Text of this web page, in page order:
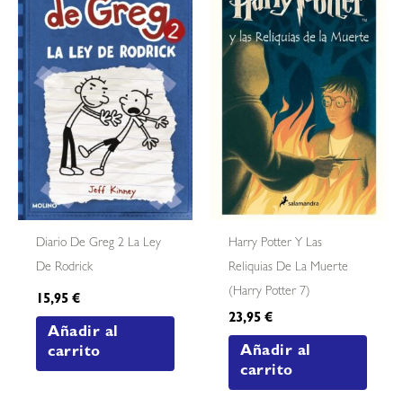
Diario De Greg 2 La Ley
De Rodrick
15,95€
Añadir al
carrito
Harry Potter Y Las
Reliquias De La Muerte
(harry Potter 7)
23,95€
Añadir al
carrito